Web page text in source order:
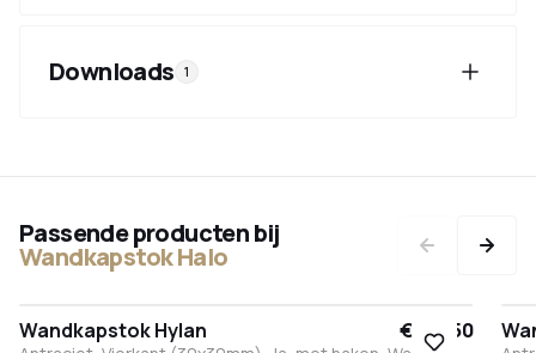
Downloads 1
Passende producten bij
Wandkapstok Halo
Wandkapstok Hylan € 162,50